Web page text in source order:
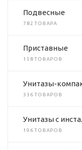
Подвесные
782 ТОВАРА
Приставные
158 ТОВАРОВ
Унитазы-
336 ТОВАРОВ
Унитазы с
196 ТОВАРОВ